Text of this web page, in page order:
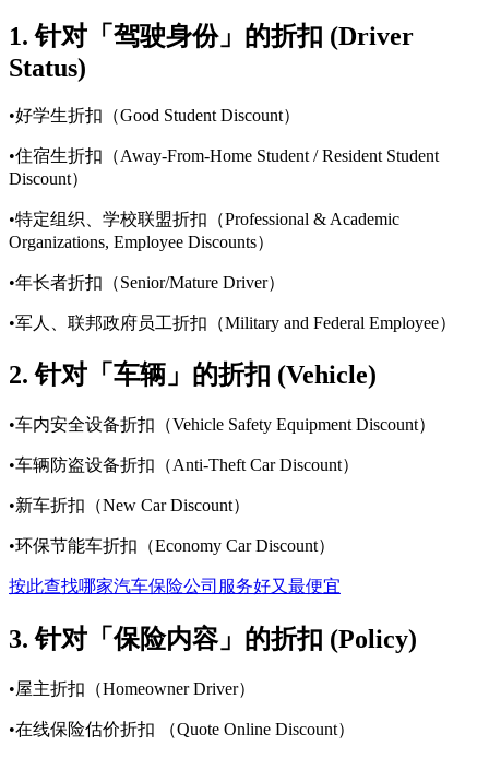
1. 针对「驾驶身份」的折扣 (Driver
Status)
•好学生折扣（Good Student Discount）
•住宿生折扣（Away-From-Home Student / Resident Student
Discount）
•特定组织、学校联盟折扣（Professional & Academic
Organizations, Employee Discounts）
•年长者折扣（Senior/Mature Driver）
•军人、联邦政府员工折扣（Military and Federal Employee）
2. 针对「车辆」的折扣 (Vehicle)
•车内安全设备折扣（Vehicle Safety Equipment Discount）
•车辆防盗设备折扣（Anti-Theft Car Discount）
•新车折扣（New Car Discount）
•环保节能车折扣（Economy Car Discount）
按此查找哪家汽车保险公司服务好又最便宜
3. 针对「保险内容」的折扣 (Policy)
•屋主折扣（Homeowner Driver）
•在线保险估价折扣 （Quote Online Discount）